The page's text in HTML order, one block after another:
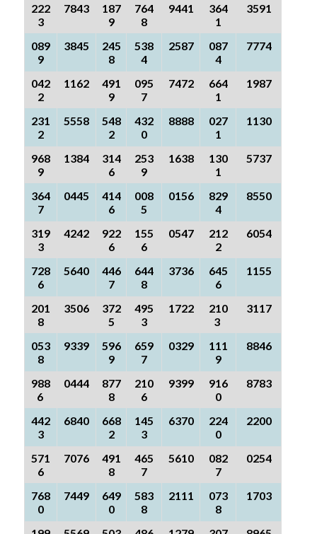
222
3
7843
187
9
764
8
9441
364
1
3591
089
9
3845
245
8
538
4
2587
087
4
7774
042
2
1162
491
9
095
7
7472
664
1
1987
231
2
5558
548
2
432
0
8888
027
1
1130
968
9
1384
314
6
253
9
1638
130
1
5737
364
7
0445
414
6
008
5
0156
829
4
8550
319
3
4242
922
6
155
6
0547
212
2
6054
728
6
5640
446
7
644
8
3736
645
6
1155
201
8
3506
372
5
495
3
1722
210
3
3117
053
8
9339
596
9
659
7
0329
111
9
8846
988
6
0444
877
8
210
6
9399
916
0
8783
442
3
6840
668
2
145
3
6370
224
0
2200
571
6
7076
491
8
465
7
5610
082
7
0254
768
0
7449
649
0
583
8
2111
073
8
1703